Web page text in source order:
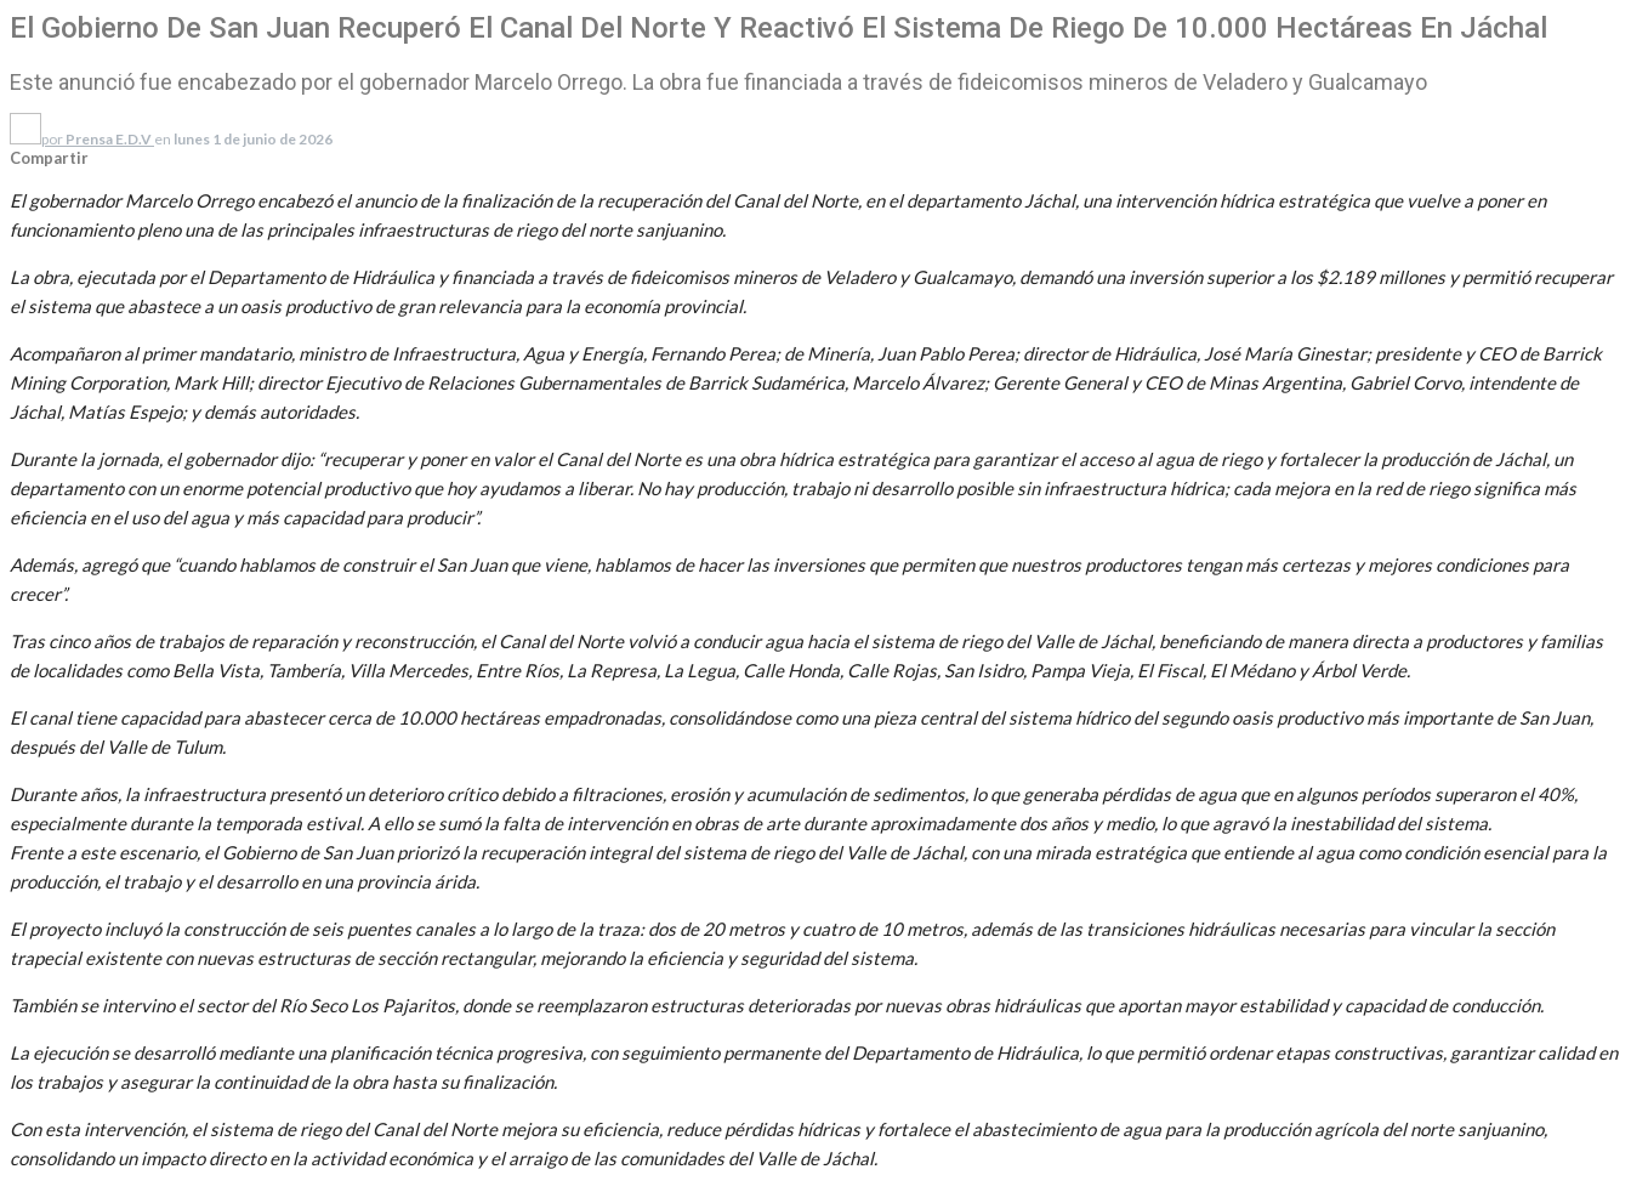
El Gobierno De San Juan Recuperó El Canal Del Norte Y Reactivó El Sistema De Riego De 10.000 Hectáreas En Jáchal
Este anunció fue encabezado por el gobernador Marcelo Orrego. La obra fue financiada a través de fideicomisos mineros de Veladero y Gualcamayo
por Prensa E.D.V en lunes 1 de junio de 2026
Compartir
El gobernador Marcelo Orrego encabezó el anuncio de la finalización de la recuperación del Canal del Norte, en el departamento Jáchal, una intervención hídrica estratégica que vuelve a poner en
funcionamiento pleno una de las principales infraestructuras de riego del norte sanjuanino.
La obra, ejecutada por el Departamento de Hidráulica y financiada a través de fideicomisos mineros de Veladero y Gualcamayo, demandó una inversión superior a los $2.189 millones y permitió recuperar
el sistema que abastece a un oasis productivo de gran relevancia para la economía provincial.
Acompañaron al primer mandatario, ministro de Infraestructura, Agua y Energía, Fernando Perea; de Minería, Juan Pablo Perea; director de Hidráulica, José María Ginestar; presidente y CEO de Barrick
Mining Corporation, Mark Hill; director Ejecutivo de Relaciones Gubernamentales de Barrick Sudamérica, Marcelo Álvarez; Gerente General y CEO de Minas Argentina, Gabriel Corvo, intendente de
Jáchal, Matías Espejo; y demás autoridades.
Durante la jornada, el gobernador dijo: “recuperar y poner en valor el Canal del Norte es una obra hídrica estratégica para garantizar el acceso al agua de riego y fortalecer la producción de Jáchal, un
departamento con un enorme potencial productivo que hoy ayudamos a liberar. No hay producción, trabajo ni desarrollo posible sin infraestructura hídrica; cada mejora en la red de riego significa más
eficiencia en el uso del agua y más capacidad para producir”.
Además, agregó que “cuando hablamos de construir el San Juan que viene, hablamos de hacer las inversiones que permiten que nuestros productores tengan más certezas y mejores condiciones para
crecer”.
Tras cinco años de trabajos de reparación y reconstrucción, el Canal del Norte volvió a conducir agua hacia el sistema de riego del Valle de Jáchal, beneficiando de manera directa a productores y familias
de localidades como Bella Vista, Tambería, Villa Mercedes, Entre Ríos, La Represa, La Legua, Calle Honda, Calle Rojas, San Isidro, Pampa Vieja, El Fiscal, El Médano y Árbol Verde.
El canal tiene capacidad para abastecer cerca de 10.000 hectáreas empadronadas, consolidándose como una pieza central del sistema hídrico del segundo oasis productivo más importante de San Juan,
después del Valle de Tulum.
Durante años, la infraestructura presentó un deterioro crítico debido a filtraciones, erosión y acumulación de sedimentos, lo que generaba pérdidas de agua que en algunos períodos superaron el 40%,
especialmente durante la temporada estival. A ello se sumó la falta de intervención en obras de arte durante aproximadamente dos años y medio, lo que agravó la inestabilidad del sistema.
Frente a este escenario, el Gobierno de San Juan priorizó la recuperación integral del sistema de riego del Valle de Jáchal, con una mirada estratégica que entiende al agua como condición esencial para la
producción, el trabajo y el desarrollo en una provincia árida.
El proyecto incluyó la construcción de seis puentes canales a lo largo de la traza: dos de 20 metros y cuatro de 10 metros, además de las transiciones hidráulicas necesarias para vincular la sección
trapecial existente con nuevas estructuras de sección rectangular, mejorando la eficiencia y seguridad del sistema.
También se intervino el sector del Río Seco Los Pajaritos, donde se reemplazaron estructuras deterioradas por nuevas obras hidráulicas que aportan mayor estabilidad y capacidad de conducción.
La ejecución se desarrolló mediante una planificación técnica progresiva, con seguimiento permanente del Departamento de Hidráulica, lo que permitió ordenar etapas constructivas, garantizar calidad en
los trabajos y asegurar la continuidad de la obra hasta su finalización.
Con esta intervención, el sistema de riego del Canal del Norte mejora su eficiencia, reduce pérdidas hídricas y fortalece el abastecimiento de agua para la producción agrícola del norte sanjuanino,
consolidando un impacto directo en la actividad económica y el arraigo de las comunidades del Valle de Jáchal.